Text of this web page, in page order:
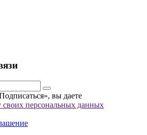
вы даете
своих персональных данных